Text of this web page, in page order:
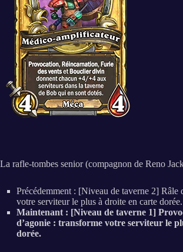
La rafle-tombes senior (compagnon de Reno
Précédemment : [Niveau de taverne 2] Râle
votre serviteur le plus à droite en carte dorée.
Maintenant : [Niveau de taverne 1]
d’agonie : transforme votre serviteur le
dorée.